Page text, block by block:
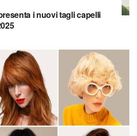
i nuovi tagli capelli